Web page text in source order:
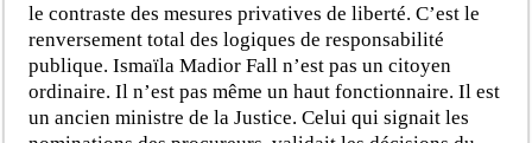
le contraste des mesures privatives de liberté. C’est le
renversement total des logiques de responsabilité
publique. Ismaïla Madior Fall n’est pas un citoyen
ordinaire. Il n’est pas même un haut fonctionnaire. Il est
un ancien ministre de la Justice. Celui qui signait les